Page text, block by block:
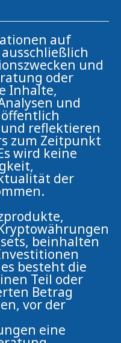
auf
und
oder
Inhalte,
und
reflektieren
zum Zeitpunkt
wird keine
der
beinhalten
besteht die
Teil oder
Betrag
vor der
eine